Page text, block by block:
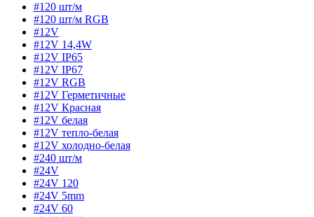
#120 шт/м
#120 шт/м RGB
#12V
#12V 14,4W
#12V IP65
#12V IP67
#12V RGB
#12V Герметичные
#12V Красная
#12V белая
#12V тепло-белая
#12V холодно-белая
#240 шт/м
#24V
#24V 120
#24V 5mm
#24V 60